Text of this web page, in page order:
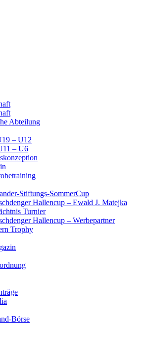
Abteilung
– U12
– U6
Stiftungs-SommerCup
Hallencup – Ewald J. Matejka
Turnier
Hallencup – Werbepartner
Trophy
Börse